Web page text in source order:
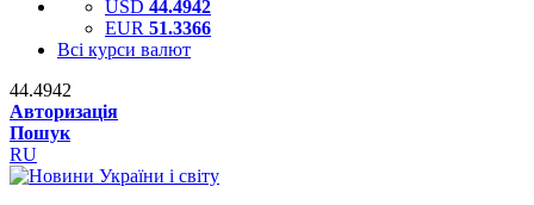
USD 44.4942
EUR 51.3366
Всі курси валют
44.4942
Авторизація
Пошук
RU